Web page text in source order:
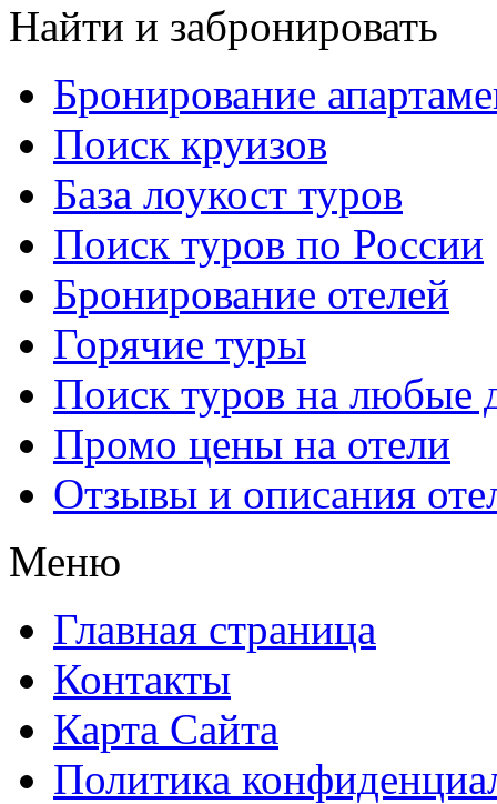
Найти и забронировать
Бронирование
Поиск круизов
База лоукост туров
Поиск туров по России
Бронирование отелей
Горячие туры
Поиск туров на любые
Промо цены на отели
Отзывы и описания
Меню
Главная страница
Контакты
Карта Сайта
Политика